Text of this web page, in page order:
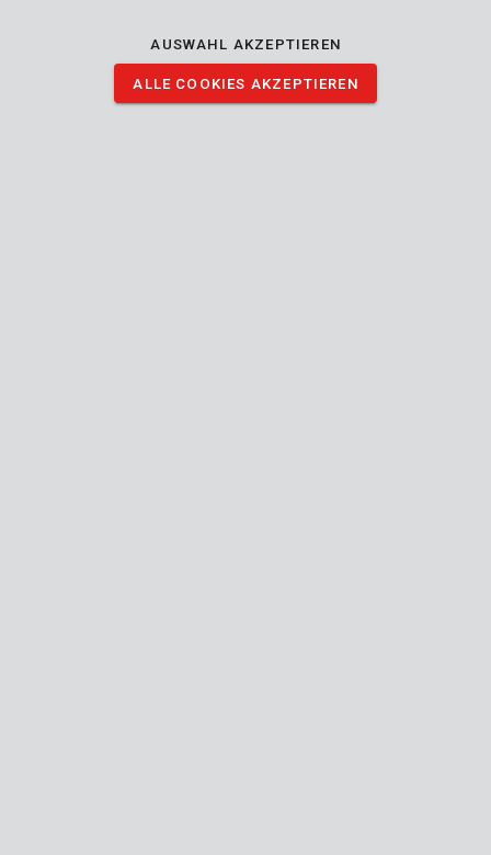
AUSWAHL AKZEPTIEREN
ALLE COOKIES AKZEPTIEREN